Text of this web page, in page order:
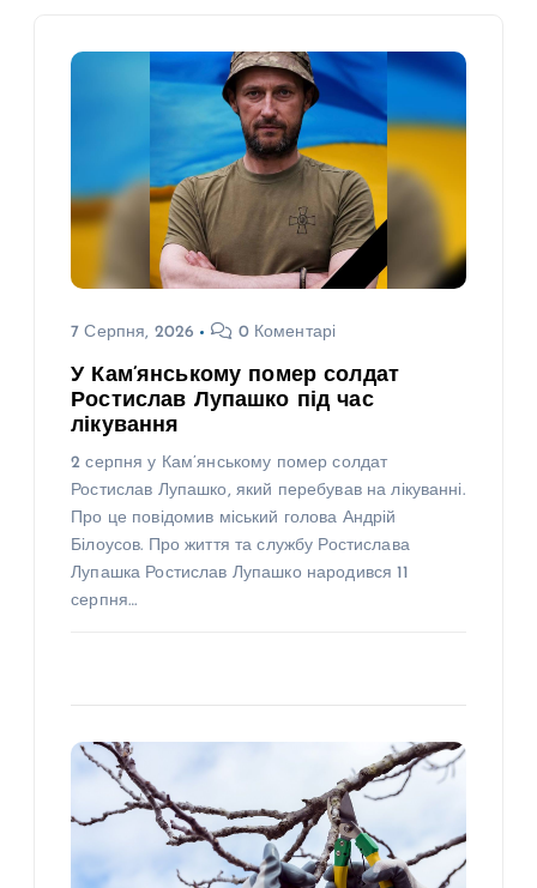
7 Серпня, 2026 0 Коментарі
У Кам’янському помер солдат
Ростислав Лупашко під час
лікування
2 серпня у Кам’янському помер солдат
Ростислав Лупашко, який перебував на лікуванні.
Про це повідомив міський голова Андрій
Білоусов. Про життя та службу Ростислава
Лупашка Ростислав Лупашко народився 11
серпня…